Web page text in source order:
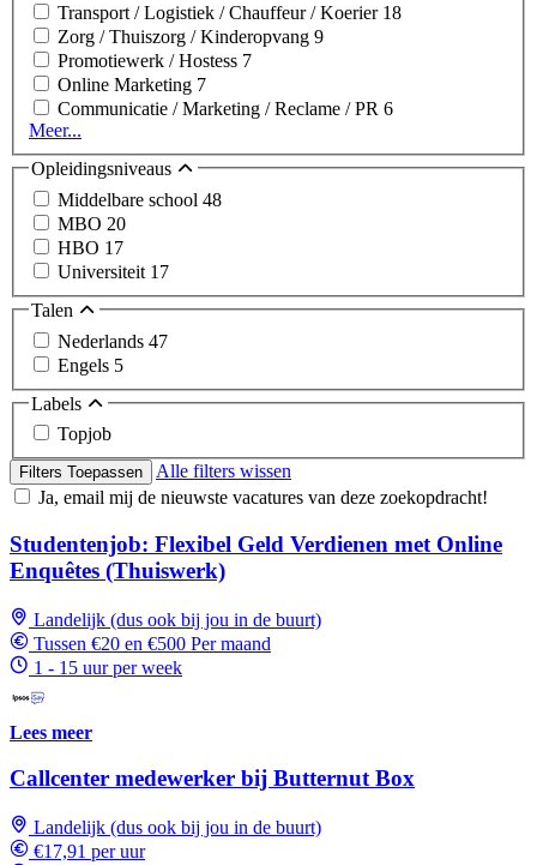
Transport / Logistiek / Chauffeur / Koerier 18
Zorg / Thuiszorg / Kinderopvang 9
Promotiewerk / Hostess 7
Online Marketing 7
Communicatie / Marketing / Reclame / PR 6
Meer...
Opleidingsniveaus
Middelbare school 48
MBO 20
HBO 17
Universiteit 17
Talen
Nederlands 47
Engels 5
Labels
Topjob
Filters Toepassen
Alle filters wissen
Ja, email mij de nieuwste vacatures van deze zoekopdracht!
Studentenjob: Flexibel Geld Verdienen met Online
Enquêtes (Thuiswerk)
Landelijk (dus ook bij jou in de buurt)
Tussen €20 en €500 Per maand
1 - 15 uur per week
Lees meer
Callcenter medewerker bij Butternut Box
Landelijk (dus ook bij jou in de buurt)
€17,91 per uur